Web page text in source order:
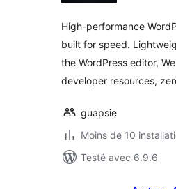
High-performance
built for speed.
the WordPress editor,
developer resources,
guapsie
Moins de 10
Testé avec 6.9.6